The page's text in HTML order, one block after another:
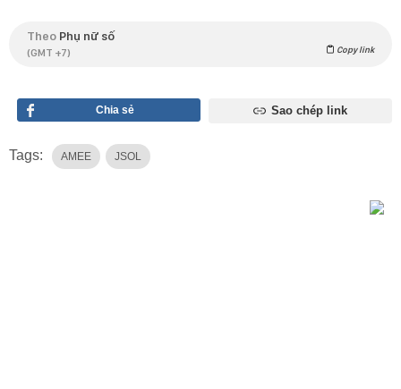
Theo Phụ nữ số
(GMT +7) Copy link
Chia sẻ Sao chép link
Tags: AMEE JSOL